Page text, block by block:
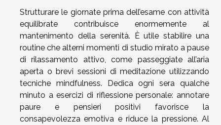
Strutturare le giornate prima dell’esame con attività
equilibrate contribuisce enormemente al
mantenimento della serenità. È utile stabilire una
routine che alterni momenti di studio mirato a pause
di rilassamento attivo, come passeggiate all’aria
aperta o brevi sessioni di meditazione utilizzando
tecniche mindfulness. Dedica ogni sera qualche
minuto a esercizi di riflessione personale: annotare
paure e pensieri positivi favorisce la
consapevolezza emotiva e riduce la pressione. Al